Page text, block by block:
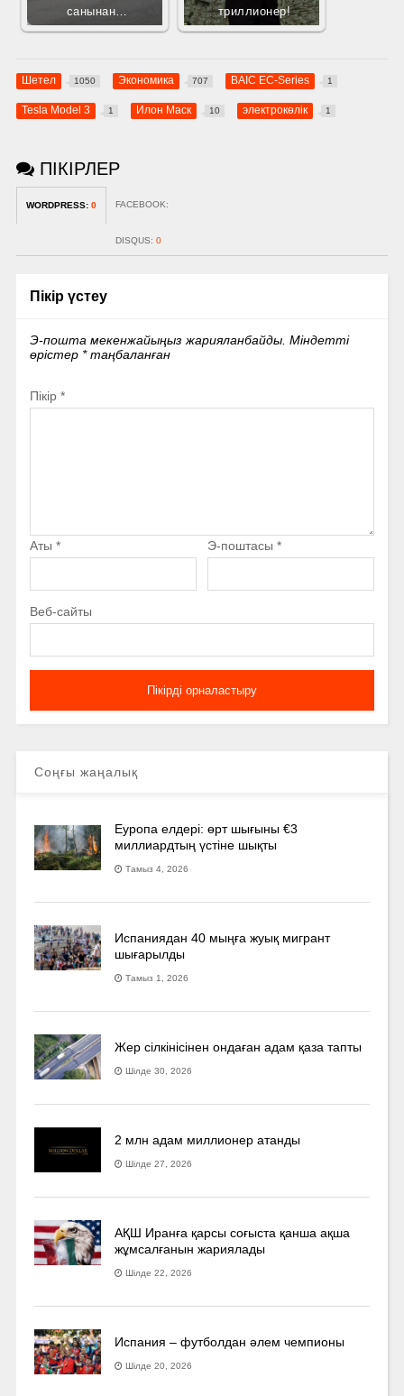
санынан…
триллионер!
Шетел 1050 Экономика 707 BAIC EC-Series 1
Tesla Model 3 1 Илон Маск 10 электрокөлік 1
ПІКІРЛЕР
WORDPRESS: 0 FACEBOOK:
DISQUS: 0
Пікір үстеу
Э-пошта мекенжайыңыз жарияланбайды. Міндетті
өрістер *таңбаланған
Пікір *
Аты * Э-поштасы *
Веб-сайты
Соңғы жаңалық
Еуропа елдері: өрт шығыны €3
миллиардтың үстіне шықты
Тамыз 4, 2026
Испаниядан 40 мыңға жуық мигрант
шығарылды
Тамыз 1, 2026
Жер сілкінісінен ондаған адам қаза тапты
Шілде 30, 2026
2 млн адам миллионер атанды
Шілде 27, 2026
АҚШ Иранға қарсы соғыста қанша ақша
жұмсалғанын жариялады
Шілде 22, 2026
Испания – футболдан әлем чемпионы
Шілде 20, 2026